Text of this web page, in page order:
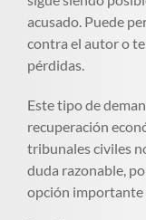
acusado. Puede
contra el autor o
pérdidas.
Este tipo de
recuperación
tribunales civiles
duda razonable,
opción importante